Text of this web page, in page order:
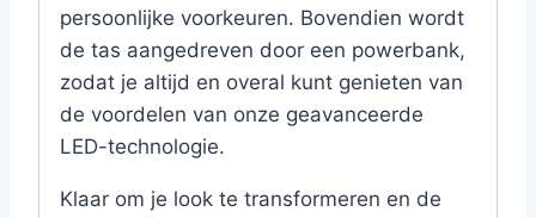
persoonlijke voorkeuren. Bovendien wordt
de tas aangedreven door een powerbank,
zodat je altijd en overal kunt genieten van
de voordelen van onze geavanceerde
LED-technologie.
Klaar om je look te transformeren en de